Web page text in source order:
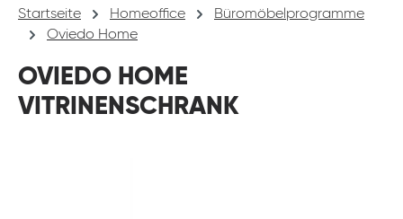
Startseite Homeoffice
Büromöbelprogramme
Oviedo Home
OVIEDO HOME
VITRINENSCHRANK